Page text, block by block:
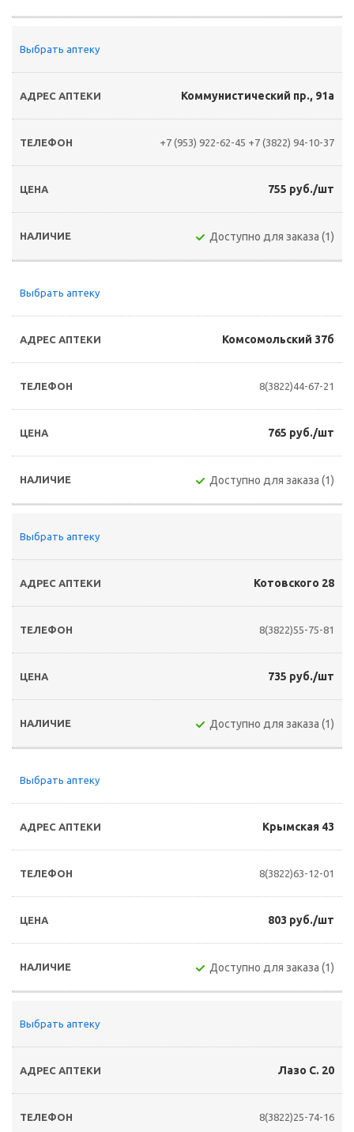
Выбрать аптеку
Коммунистический пр., 91а
+7 (953) 922-62-45 +7 (3822) 94-10-37
755 руб./шт
Доступно для заказа (1)
Выбрать аптеку
Комсомольский 37б
8(3822)44-67-21
765 руб./шт
Доступно для заказа (1)
Выбрать аптеку
Котовского 28
8(3822)55-75-81
735 руб./шт
Доступно для заказа (1)
Выбрать аптеку
Крымская 43
8(3822)63-12-01
803 руб./шт
Доступно для заказа (1)
Выбрать аптеку
Лазо С. 20
8(3822)25-74-16